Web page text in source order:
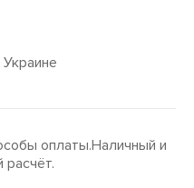
оплаты.Наличный и
расчёт.